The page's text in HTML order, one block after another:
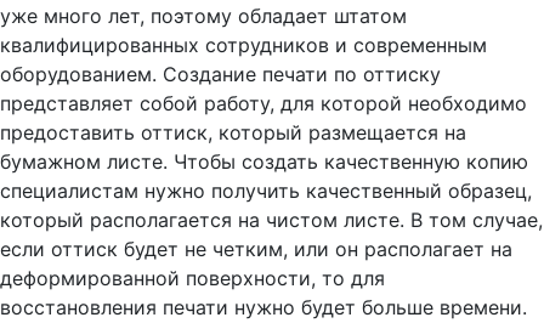
уже много лет, поэтому обладает штатом
квалифицированных сотрудников и современным
оборудованием. Создание печати по оттиску
представляет собой работу, для которой необходимо
предоставить оттиск, который размещается на
бумажном листе. Чтобы создать качественную копию
специалистам нужно получить качественный образец,
который располагается на чистом листе. В том случае,
если оттиск будет не четким, или он располагает на
деформированной поверхности, то для
восстановления печати нужно будет больше времени.